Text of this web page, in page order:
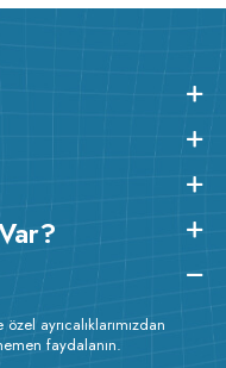
ayrıcalıklarımızdan
faydalanın.